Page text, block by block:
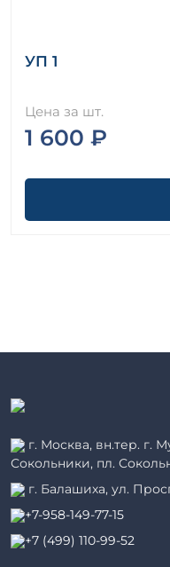
УП 1
Цена за шт.
1 600 ₽
г. Москва, вн.тер. г.
Сокольники, пл.
г. Балашиха, ул.
+7-958-149-77-15
+7 (499) 110-99-52